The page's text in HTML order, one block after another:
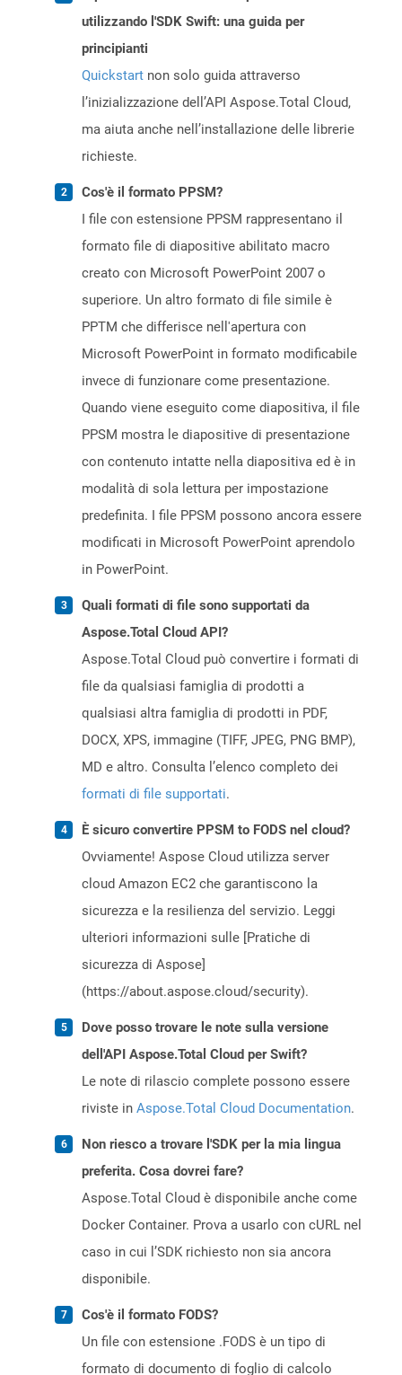
utilizzando l'SDK Swift: una guida per
principianti
Quickstart non solo guida attraverso
l’inizializzazione dell’API Aspose.Total Cloud,
ma aiuta anche nell’installazione delle librerie
richieste.
Cos'è il formato PPSM?
I file con estensione PPSM rappresentano il
formato file di diapositive abilitato macro
creato con Microsoft PowerPoint 2007 o
superiore. Un altro formato di file simile è
PPTM che differisce nell'apertura con
Microsoft PowerPoint in formato modificabile
invece di funzionare come presentazione.
Quando viene eseguito come diapositiva, il file
PPSM mostra le diapositive di presentazione
con contenuto intatte nella diapositiva ed è in
modalità di sola lettura per impostazione
predefinita. I file PPSM possono ancora essere
modificati in Microsoft PowerPoint aprendolo
in PowerPoint.
Quali formati di file sono supportati da
Aspose.Total Cloud API?
Aspose.Total Cloud può convertire i formati di
file da qualsiasi famiglia di prodotti a
qualsiasi altra famiglia di prodotti in PDF,
DOCX, XPS, immagine (TIFF, JPEG, PNG BMP),
MD e altro. Consulta l’elenco completo dei
formati di file supportati.
È sicuro convertire PPSM to FODS nel cloud?
Ovviamente! Aspose Cloud utilizza server
cloud Amazon EC2 che garantiscono la
sicurezza e la resilienza del servizio. Leggi
ulteriori informazioni sulle [Pratiche di
sicurezza di Aspose]
(https://about.aspose.cloud/security).
Dove posso trovare le note sulla versione
dell'API Aspose.Total Cloud per Swift?
Le note di rilascio complete possono essere
riviste in Aspose.Total Cloud Documentation.
Non riesco a trovare l'SDK per la mia lingua
preferita. Cosa dovrei fare?
Aspose.Total Cloud è disponibile anche come
Docker Container. Prova a usarlo con cURL nel
caso in cui l’SDK richiesto non sia ancora
disponibile.
Cos'è il formato FODS?
Un file con estensione .FODS è un tipo di
formato di documento di foglio di calcolo